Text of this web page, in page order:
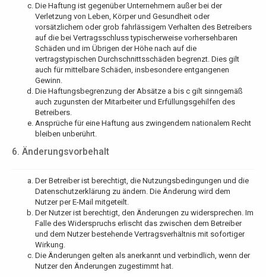
Die Haftung ist gegenüber Unternehmern außer bei der
Verletzung von Leben, Körper und Gesundheit oder
vorsätzlichem oder grob fahrlässigem Verhalten des Betreibers
auf die bei Vertragsschluss typischerweise vorhersehbaren
Schäden und im Übrigen der Höhe nach auf die
vertragstypischen Durchschnittsschäden begrenzt. Dies gilt
auch für mittelbare Schäden, insbesondere entgangenen
Gewinn.
Die Haftungsbegrenzung der Absätze a bis c gilt sinngemäß
auch zugunsten der Mitarbeiter und Erfüllungsgehilfen des
Betreibers.
Ansprüche für eine Haftung aus zwingendem nationalem Recht
bleiben unberührt.
6. Änderungsvorbehalt
Der Betreiber ist berechtigt, die Nutzungsbedingungen und die
Datenschutzerklärung zu ändern. Die Änderung wird dem
Nutzer per E-Mail mitgeteilt.
Der Nutzer ist berechtigt, den Änderungen zu widersprechen. Im
Falle des Widerspruchs erlischt das zwischen dem Betreiber
und dem Nutzer bestehende Vertragsverhältnis mit sofortiger
Wirkung.
Die Änderungen gelten als anerkannt und verbindlich, wenn der
Nutzer den Änderungen zugestimmt hat.